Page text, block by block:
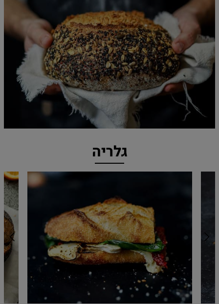
גלריה